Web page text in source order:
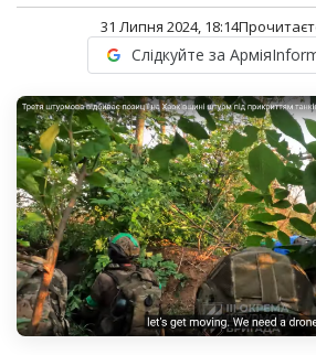
31 Липня 2024, 18:14
Слідкуйте за